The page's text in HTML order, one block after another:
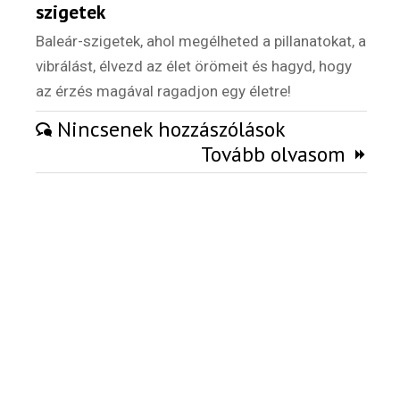
Külföldi munkaajánlatok
szigetek
Baleár-szigetek, ahol megélheted a pillanatokat, a
vibrálást, élvezd az élet örömeit és hagyd, hogy
az érzés magával ragadjon egy életre!
Nincsenek hozzászólások
Tovább olvasom